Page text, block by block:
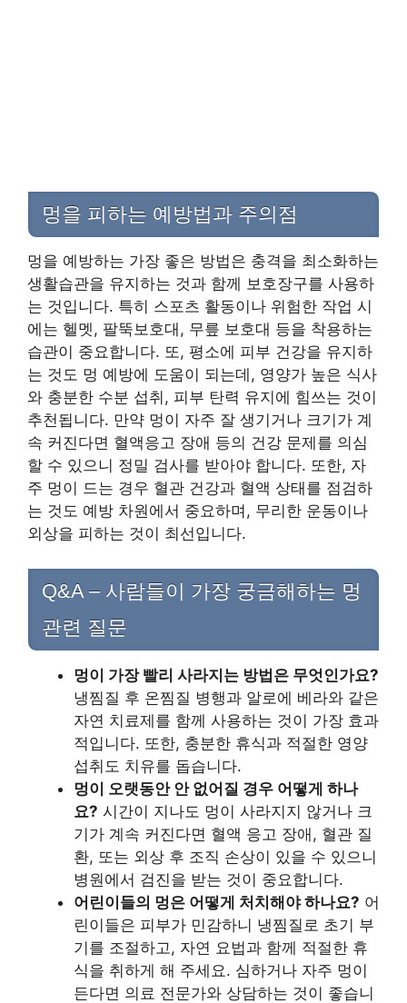
멍을 피하는 예방법과 주의점
멍을 예방하는 가장 좋은 방법은 충격을 최소화하는
생활습관을 유지하는 것과 함께 보호장구를 사용하
는 것입니다. 특히 스포츠 활동이나 위험한 작업 시
에는 헬멧, 팔뚝보호대, 무릎 보호대 등을 착용하는
습관이 중요합니다. 또, 평소에 피부 건강을 유지하
는 것도 멍 예방에 도움이 되는데, 영양가 높은 식사
와 충분한 수분 섭취, 피부 탄력 유지에 힘쓰는 것이
추천됩니다. 만약 멍이 자주 잘 생기거나 크기가 계
속 커진다면 혈액응고 장애 등의 건강 문제를 의심
할 수 있으니 정밀 검사를 받아야 합니다. 또한, 자
주 멍이 드는 경우 혈관 건강과 혈액 상태를 점검하
는 것도 예방 차원에서 중요하며, 무리한 운동이나
외상을 피하는 것이 최선입니다.
Q&A – 사람들이 가장 궁금해하는 멍
관련 질문
멍이 가장 빨리 사라지는 방법은 무엇인가요?
냉찜질 후 온찜질 병행과 알로에 베라와 같은
자연 치료제를 함께 사용하는 것이 가장 효과
적입니다. 또한, 충분한 휴식과 적절한 영양
섭취도 치유를 돕습니다.
멍이 오랫동안 안 없어질 경우 어떻게 하나
요? 시간이 지나도 멍이 사라지지 않거나 크
기가 계속 커진다면 혈액 응고 장애, 혈관 질
환, 또는 외상 후 조직 손상이 있을 수 있으니
병원에서 검진을 받는 것이 중요합니다.
어린이들의 멍은 어떻게 처치해야 하나요? 어
린이들은 피부가 민감하니 냉찜질로 초기 부
기를 조절하고, 자연 요법과 함께 적절한 휴
식을 취하게 해 주세요. 심하거나 자주 멍이
든다면 의료 전문가와 상담하는 것이 좋습니